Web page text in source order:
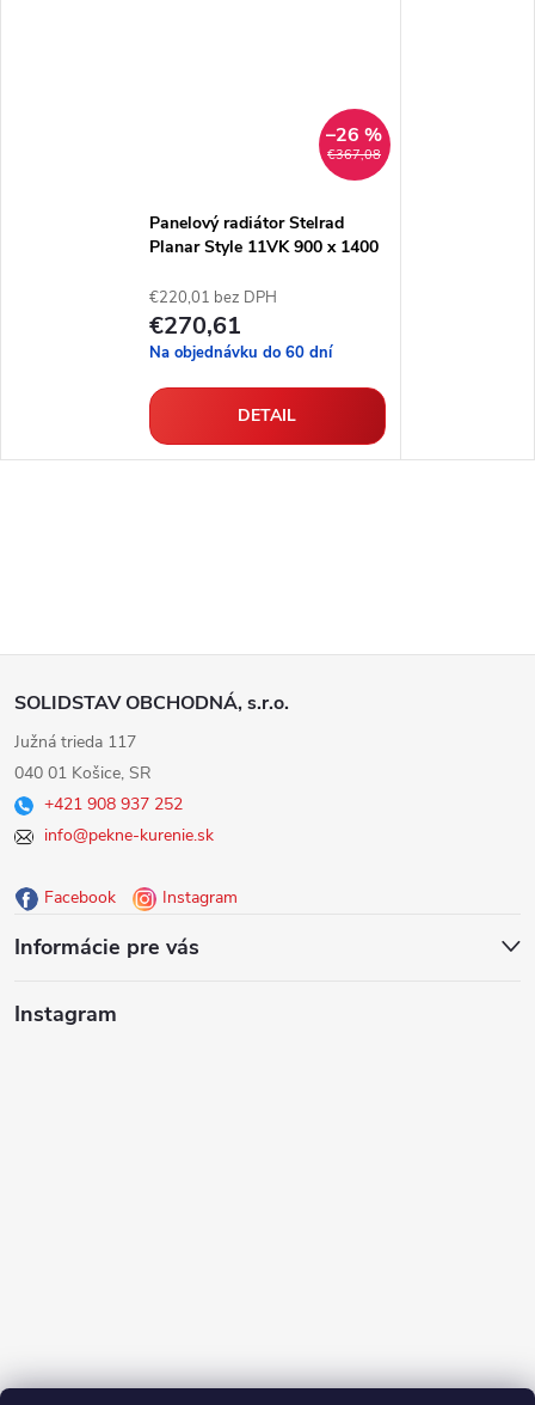
€367,08
–26 %
Panelový radiátor Stelrad
Planar Style 11VK 900 x 1400
€220,01 bez DPH
€270,61
Na objednávku do 60 dní
DETAIL
Z
á
p
ä
e
SOLIDSTAV OBCHODNÁ, s.r.o.
Južná trieda 117
040 01 Košice, SR
+421 908 937 252
info@pekne-kurenie.sk
Facebook Instagram
Informácie pre vás
Instagram